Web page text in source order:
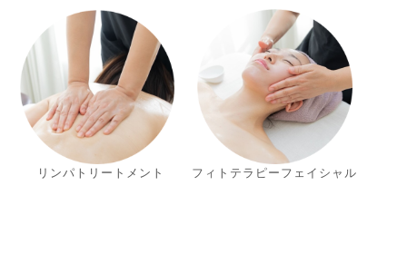
リンパトリートメント フィトテラピーフェイシャル